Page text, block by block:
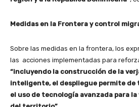
Medidas en la Frontera y control
Sobre las medidas en la frontera, los
las acciones implementadas para
“incluyendo la construcción de la
inteligente, el despliegue permite de
el uso de tecnología avanzada para